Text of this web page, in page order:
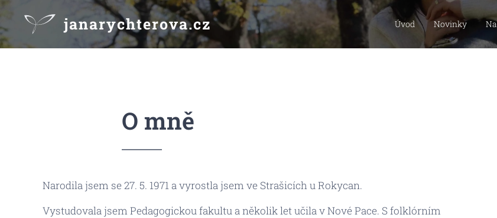
janarychterova.cz Úvod Novinky
O mně
Narodila jsem se 27. 5. 1971 a vyrostla jsem ve Strašicích u Rokycan.
Vystudovala jsem Pedagogickou fakultu a několik let učila v Nové Pace. S folklórním